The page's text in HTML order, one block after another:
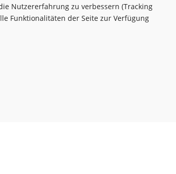
Nutzererfahrung zu verbessern (Tracking
Funktionalitäten der Seite zur Verfügung